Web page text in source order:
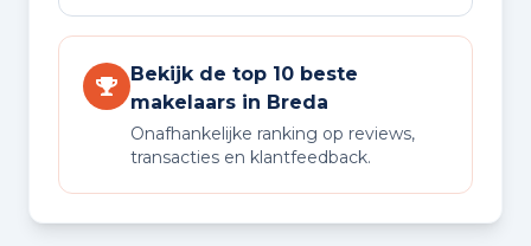
Bekijk de top 10 beste
makelaars in Breda
Onafhankelijke ranking op reviews,
transacties en klantfeedback.